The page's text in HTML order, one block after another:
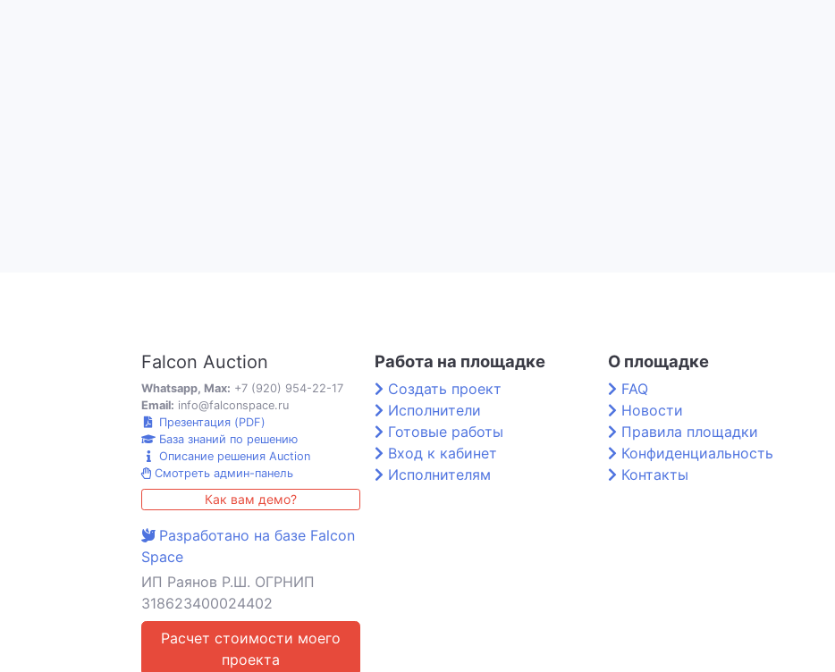
Falcon Auction
Whatsapp, Max: +7 (920) 954-22-17
Email: info@falconspace.ru
Презентация (PDF)
База знаний по решению
Описание решения Auction
Смотреть админ-панель
Как вам демо?
Разработано на базе Falcon
Space
ИП Раянов Р.Ш. ОГРНИП
318623400024402
Расчет стоимости моего
проекта
Работа на площадке
Создать проект
Исполнители
Готовые работы
Вход к кабинет
Исполнителям
О площадке
FAQ
Новости
Правила площадки
Конфиденциальность
Контакты